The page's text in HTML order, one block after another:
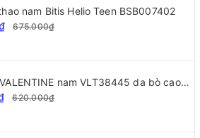
nam Bitis Helio Teen BSB007402
675.000₫
Giày sục VALENTINE nam VLT38445 da bò cao cấp
620.000₫